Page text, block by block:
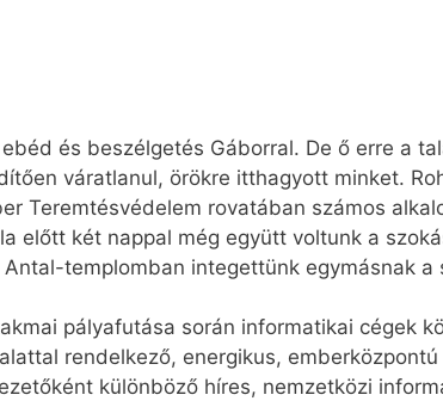
és beszélgetés Gáborral. De ő erre a
váratlanul, örökre itthagyott minket.
Teremtésvédelem rovatában számos
előtt két nappal még együtt voltunk a
templomban integettünk egymásnak a
pályafutása során informatikai cégek
rendelkező, energikus, emberközpontú
különböző híres, nemzetközi